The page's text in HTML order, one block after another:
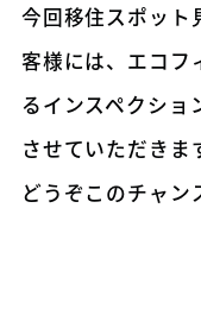
今回移住スポット
客様には、エコフ
るインスペクショ
させていただきま
どうぞこのチャン